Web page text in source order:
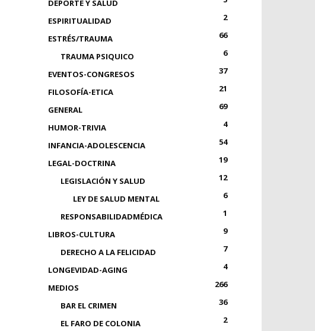
DEPORTE Y SALUD
ESPIRITUALIDAD
2
ESTRÉS/TRAUMA
66
TRAUMA PSIQUICO
6
EVENTOS-CONGRESOS
37
FILOSOFÍA-ETICA
21
GENERAL
69
HUMOR-TRIVIA
4
INFANCIA-ADOLESCENCIA
54
LEGAL-DOCTRINA
19
LEGISLACIÓN Y SALUD
12
LEY DE SALUD MENTAL
6
RESPONSABILIDADMÉDICA
1
LIBROS-CULTURA
9
DERECHO A LA FELICIDAD
7
LONGEVIDAD-AGING
4
MEDIOS
266
BAR EL CRIMEN
36
EL FARO DE COLONIA
2